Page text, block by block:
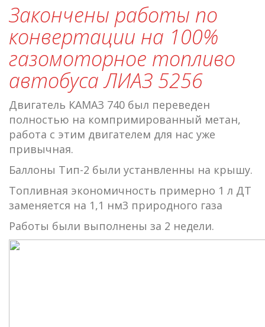
Закончены работы по
конвертации на 100%
газомоторное топливо
автобуса ЛИАЗ 5256
Двигатель КАМАЗ 740 был переведен
полностью на компримированный метан,
работа с этим двигателем для нас уже
привычная.
Баллоны Тип-2 были устанвленны на крышу.
Топливная экономичность примерно 1 л ДТ
заменяется на 1,1 нм3 природного газа
Работы были выполнены за 2 недели.